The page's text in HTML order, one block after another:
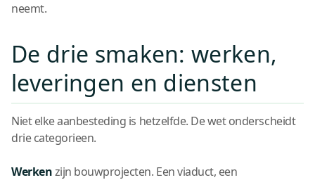
neemt.
De drie smaken: werken,
leveringen en diensten
Niet elke aanbesteding is hetzelfde. De wet onderscheidt
drie categorieen.
Werkenzijn bouwprojecten. Een viaduct, een